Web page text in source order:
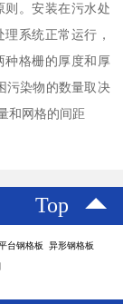
则。安装在污水处
系统正常运行，
种格栅的厚度和厚
污染物的数量取决
和网格的间距
Top
台钢格板 异形钢格板